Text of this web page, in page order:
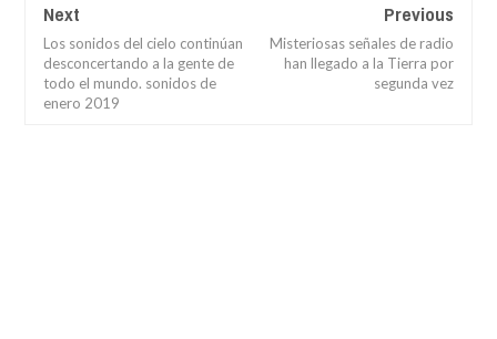
Next
Los sonidos del cielo continúan
desconcertando a la gente de
todo el mundo. sonidos de
enero 2019
Previous
Misteriosas señales de radio
han llegado a la Tierra por
segunda vez